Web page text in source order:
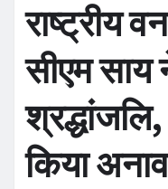
राष्ट्रीय
सीएम साय
किया